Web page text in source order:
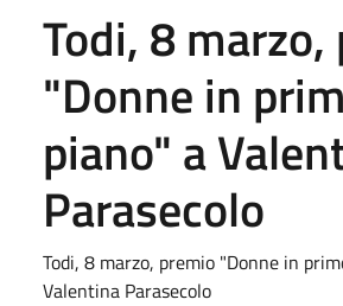
Todi, 8
"Donne in
piano" a
Parasecolo
Todi, 8 marzo, premio "Donne in
Valentina Parasecolo